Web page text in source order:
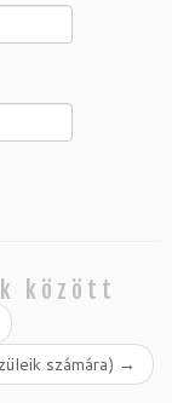
között
számára) →